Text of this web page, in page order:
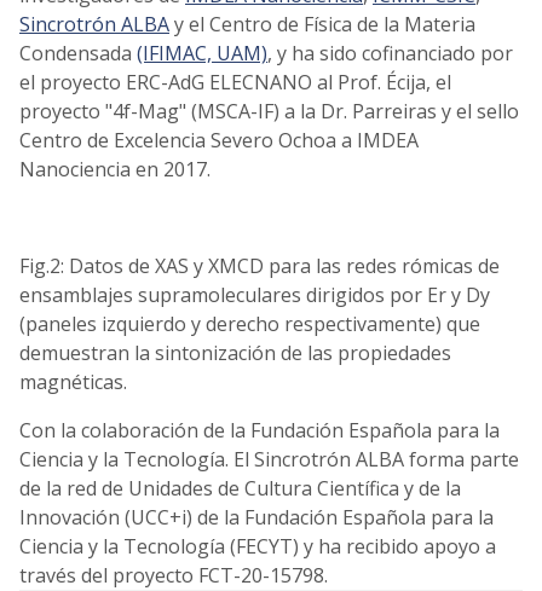
Sincrotrón ALBAy el Centro de Física de la Materia
Condensada (IFIMAC, UAM), y ha sido cofinanciado por
el proyecto ERC-AdG ELECNANO al Prof. Écija, el
proyecto "4f-Mag" (MSCA-IF) a la Dr. Parreiras y el sello
Centro de Excelencia Severo Ochoa a IMDEA
Nanociencia en 2017.
Fig.2: Datos de XAS y XMCD para las redes rómicas de
ensamblajes supramoleculares dirigidos por Er y Dy
(paneles izquierdo y derecho respectivamente) que
demuestran la sintonización de las propiedades
magnéticas.
Con la colaboración de la Fundación Española para la
Ciencia y la Tecnología. El Sincrotrón ALBA forma parte
de la red de Unidades de Cultura Científica y de la
Innovación (UCC+i) de la Fundación Española para la
Ciencia y la Tecnología (FECYT) y ha recibido apoyo a
través del proyecto FCT-20-15798.